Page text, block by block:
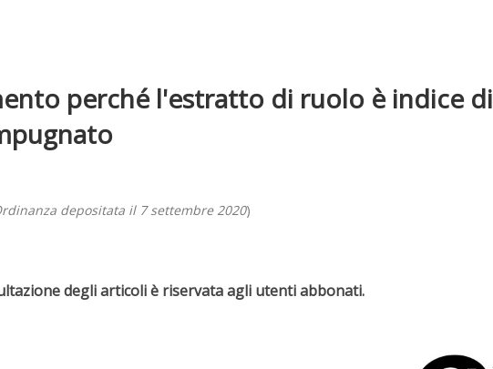
perché l'estratto di ruolo è indice di
depositata il 7 settembre 2020)
degli articoli è riservata agli utenti abbonati.